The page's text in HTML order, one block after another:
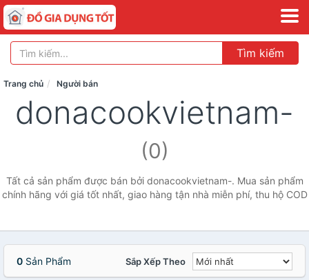
Tìm kiếm
Trang chủ Người bán
donacookvietnam-
(0)
Tất cả sản phẩm được bán bởi donacookvietnam-. Mua sản phẩm
chính hãng với giá tốt nhất, giao hàng tận nhà miễn phí, thu hộ COD
0 Sản Phẩm Sắp Xếp Theo